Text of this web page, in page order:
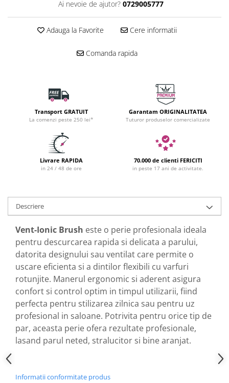
Ai nevoie de ajutor? 0729005777
Adauga la Favorite Cere informatii
Comanda rapida
Transport GRATUIT
La comenzi peste 250 lei*
Garantam ORIGINALITATEA
Tuturor produselor comercializate
Livrare RAPIDA
in 24 / 48 de ore
70.000 de clienti FERICITI
in peste 17 ani de activitate.
Descriere
Vent-Ionic Brush este o perie profesionala ideala
pentru descurcarea rapida si delicata a parului,
datorita designului sau ventilat care permite o
uscare eficienta si a dintilor flexibili cu varfuri
rotunjite. Manerul ergonomic si aderent asigura
confort si control optim in timpul utilizarii, fiind
perfecta pentru stilizarea zilnica sau pentru uz
profesional in saloane. Potrivita pentru orice tip de
par, aceasta perie ofera rezultate profesionale,
lasand parul neted, stralucitor si bine aranjat.
Informatii conformitate produs